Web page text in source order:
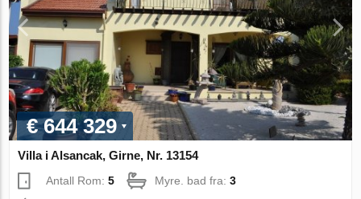
€ 644 329
Villa i Alsancak, Girne, Nr. 13154
Antall Rom:5 Myre. bad fra:3